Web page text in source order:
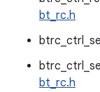
bt_rc.h
bt_rc.h